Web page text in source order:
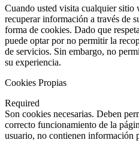
Cuando usted visita cualquier sitio
recuperar información a través de
forma de cookies. Dado que
puede optar por no permitir la
de servicios. Sin embargo, no
su experiencia.
Cookies Propias
Required
Son cookies necesarias. Deben
correcto funcionamiento de la
usuario, no contienen información